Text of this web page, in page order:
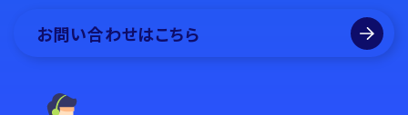
お問い合わせはこちら